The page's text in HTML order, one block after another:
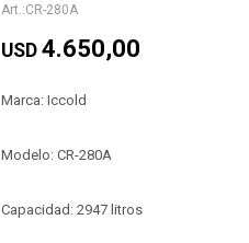
CR-280A
USD 4.650,00
Marca: Iccold
Modelo: CR-280A
Capacidad: 2947 litros